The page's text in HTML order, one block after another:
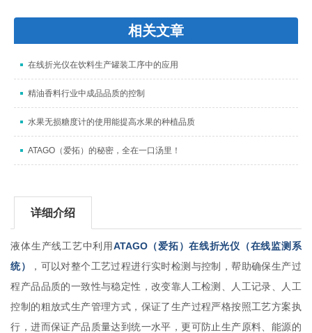
相关文章
在线折光仪在饮料生产罐装工序中的应用
精油香料行业中成品品质的控制
水果无损糖度计的使用能提高水果的种植品质
ATAGO（爱拓）的秘密，全在一口汤里！
详细介绍
液体生产线工艺中利用ATAGO（爱拓）在线折光仪（在线监测系
统）
， 可以对整个工艺过程进行实时检测与控制，帮助确保生产过
程产品品质的一致性与稳定性，改变靠人工检测、人工记录、人工
控制的粗放式生产管理方式，保证了生产过程严格按照工艺方案执
行，进而保证产品质量达到统一水平，更可防止生产原料、能源的